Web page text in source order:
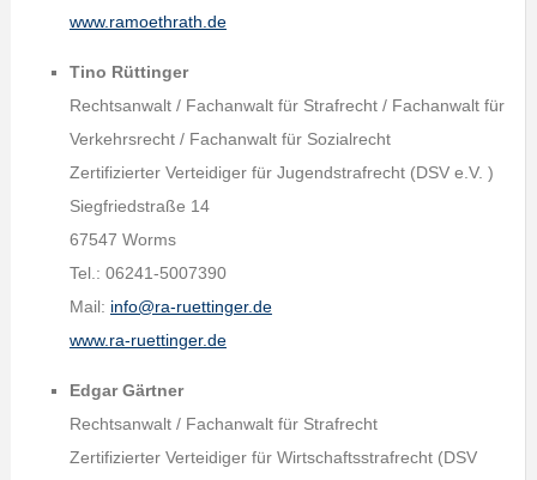
www.ramoethrath.de
Tino Rüttinger
Rechtsanwalt / Fachanwalt für Strafrecht / Fachanwalt für
Verkehrsrecht / Fachanwalt für Sozialrecht
Zertifizierter Verteidiger für Jugendstrafrecht (DSV e.V. )
Siegfriedstraße 14
67547 Worms
Tel.: 06241-5007390
Mail: info@ra-ruettinger.de
www.ra-ruettinger.de
Edgar Gärtner
Rechtsanwalt / Fachanwalt für Strafrecht
Zertifizierter Verteidiger für Wirtschaftsstrafrecht (DSV